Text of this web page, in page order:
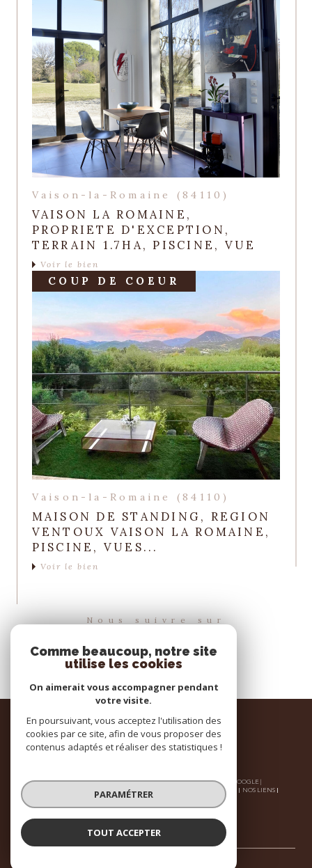
Vaison-la-Romaine (84110)
VAISON LA ROMAINE,
PROPRIETE D'EXCEPTION,
TERRAIN 1.7HA, PISCINE, VUE
Voir le bien
COUP DE COEUR
Vaison-la-Romaine (84110)
MAISON DE STANDING, REGION
VENTOUX VAISON LA ROMAINE,
PISCINE, VUES...
Voir le bien
Nous suivre sur
Espace
PROPRIÉTAIRE
se connecter
© 2026 | TOUS DROITS RÉSERVÉS | TRADUCTION POWERED BY GOOGLE |
PLAN DU SITE MENTIONS LÉGALES ADMIN
NOS LIENS
POLITIQUE RGPD
Comme beaucoup, notre site
utilise les cookies
On aimerait vous accompagner pendant
votre visite.
En poursuivant, vous acceptez l'utilisation des
cookies par ce site, afin de vous proposer des
contenus adaptés et réaliser des statistiques !
PARAMÉTRER
TOUT ACCEPTER